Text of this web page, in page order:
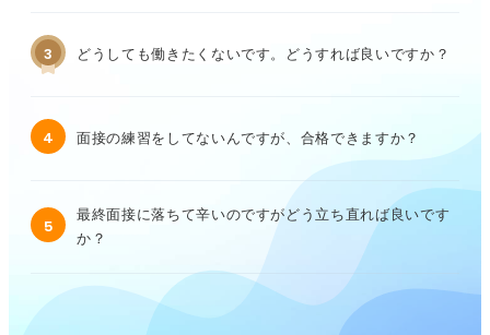
3 どうしても働きたくないです。どうすれば良いですか？
4 面接の練習をしてないんですが、合格できますか？
5
最終面接に落ちて辛いのですがどう立ち直れば良いです
か？